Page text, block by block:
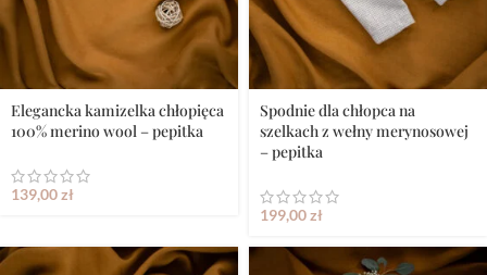
Elegancka kamizelka chłopięca
100% merino wool – pepitka
139,00zł
Spodnie dla chłopca na
szelkach z wełny merynosowej
– pepitka
199,00zł